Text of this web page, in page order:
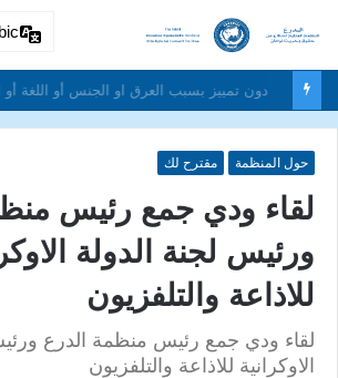
حول المنظمة مقترح لك
لقاء ودي جمع رئيس
ورئيس لجنة الدولة
للاذاعة والتلفزيون
لقاء ودي جمع رئيس منظمة الدرع
الاوكرانية للاذاعة والتلفزيون